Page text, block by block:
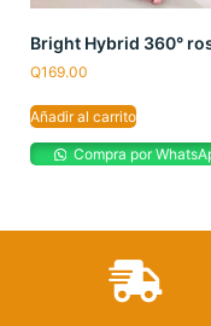
Bright Hybrid 360°
Q169.00
Añadir al carrito
Compra por